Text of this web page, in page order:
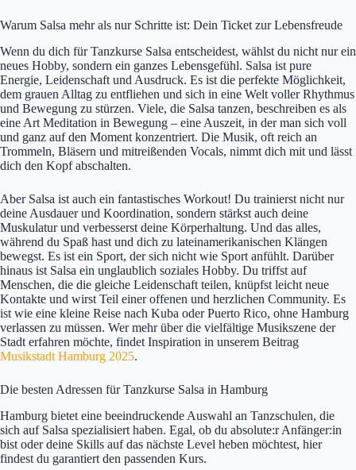
Warum Salsa mehr als nur Schritte ist: Dein Ticket zur Lebensfreude
Wenn du dich für Tanzkurse Salsa entscheidest, wählst du nicht nur ein
neues Hobby, sondern ein ganzes Lebensgefühl. Salsa ist pure
Energie, Leidenschaft und Ausdruck. Es ist die perfekte Möglichkeit,
dem grauen Alltag zu entfliehen und sich in eine Welt voller Rhythmus
und Bewegung zu stürzen. Viele, die Salsa tanzen, beschreiben es als
eine Art Meditation in Bewegung – eine Auszeit, in der man sich voll
und ganz auf den Moment konzentriert. Die Musik, oft reich an
Trommeln, Bläsern und mitreißenden Vocals, nimmt dich mit und lässt
dich den Kopf abschalten.
Aber Salsa ist auch ein fantastisches Workout! Du trainierst nicht nur
deine Ausdauer und Koordination, sondern stärkst auch deine
Muskulatur und verbesserst deine Körperhaltung. Und das alles,
während du Spaß hast und dich zu lateinamerikanischen Klängen
bewegst. Es ist ein Sport, der sich nicht wie Sport anfühlt. Darüber
hinaus ist Salsa ein unglaublich soziales Hobby. Du triffst auf
Menschen, die die gleiche Leidenschaft teilen, knüpfst leicht neue
Kontakte und wirst Teil einer offenen und herzlichen Community. Es
ist wie eine kleine Reise nach Kuba oder Puerto Rico, ohne Hamburg
verlassen zu müssen. Wer mehr über die vielfältige Musikszene der
Stadt erfahren möchte, findet Inspiration in unserem Beitrag
Musikstadt Hamburg 2025.
Die besten Adressen für Tanzkurse Salsa in Hamburg
Hamburg bietet eine beeindruckende Auswahl an Tanzschulen, die
sich auf Salsa spezialisiert haben. Egal, ob du absolute:r Anfänger:in
bist oder deine Skills auf das nächste Level heben möchtest, hier
findest du garantiert den passenden Kurs.